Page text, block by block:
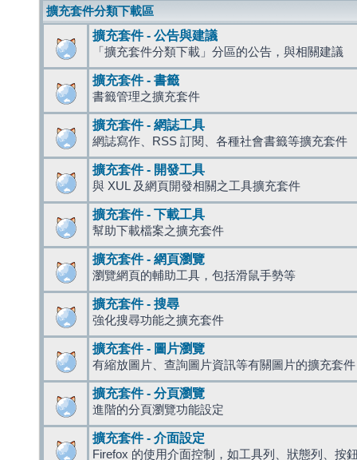
擴充套件分類下載區
擴充套件 - 公告與建議
「擴充套件分類下載」分區的公告，與相關建議
擴充套件 - 書籤
書籤管理之擴充套件
擴充套件 - 網誌工具
網誌寫作、RSS 訂閱、各種社會書籤等擴充套件
擴充套件 - 開發工具
與 XUL 及網頁開發相關之工具擴充套件
擴充套件 - 下載工具
幫助下載檔案之擴充套件
擴充套件 - 網頁瀏覽
瀏覽網頁的輔助工具，包括滑鼠手勢等
擴充套件 - 搜尋
強化搜尋功能之擴充套件
擴充套件 - 圖片瀏覽
有縮放圖片、查詢圖片資訊等有關圖片的擴充套件
擴充套件 - 分頁瀏覽
進階的分頁瀏覽功能設定
擴充套件 - 介面設定
Firefox 的使用介面控制，如工具列、狀態列、按